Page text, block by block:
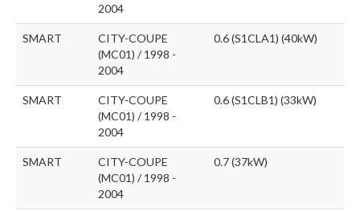
2004
SMART
CITY-COUPE
(MC01) / 1998 -
2004
0.6 (S1CLA1) (40kW)
SMART
CITY-COUPE
(MC01) / 1998 -
2004
0.6 (S1CLB1) (33kW)
SMART
CITY-COUPE
(MC01) / 1998 -
2004
0.7 (37kW)